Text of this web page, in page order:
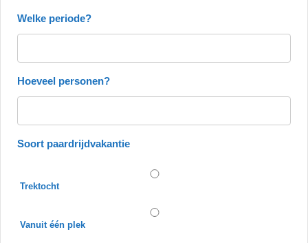
Welke periode?
Hoeveel personen?
Soort paardrijdvakantie
Trektocht
Vanuit één plek